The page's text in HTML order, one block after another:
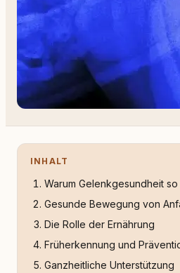
INHALT
Warum Gelenkgesundheit
Gesunde Bewegung von
Die Rolle der Ernährung
Früherkennung und
Ganzheitliche Unterstützung